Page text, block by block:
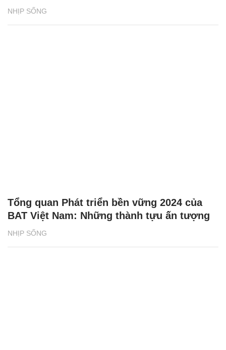
NHỊP SỐNG
NHỊP SỐNG
Tổng quan Phát triển bền vững 2024 của
BAT Việt Nam: Những thành tựu ấn tượng